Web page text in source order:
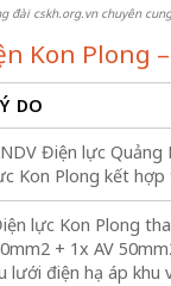
đài cskh.org.vn chuyên
Kon Plong
DO
Điện lực
Kon Plong kết hợp
lực Kon Plong
+ 1x AV
lưới điện hạ áp khu